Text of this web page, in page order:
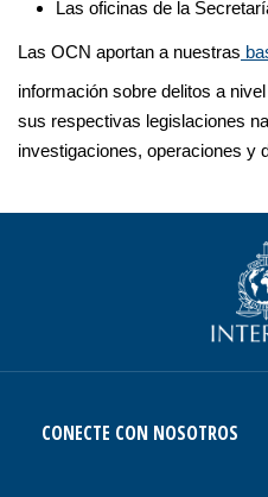
Las oficinas de la
Las OCN aportan a nuestras
información sobre delitos a
sus respectivas legislaciones
investigaciones, operaciones y
CONECTE CON NOSOTROS